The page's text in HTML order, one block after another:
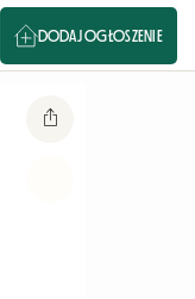
DODAJ OGŁOSZENIE